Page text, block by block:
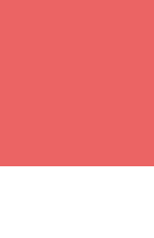
あり)
花キュー